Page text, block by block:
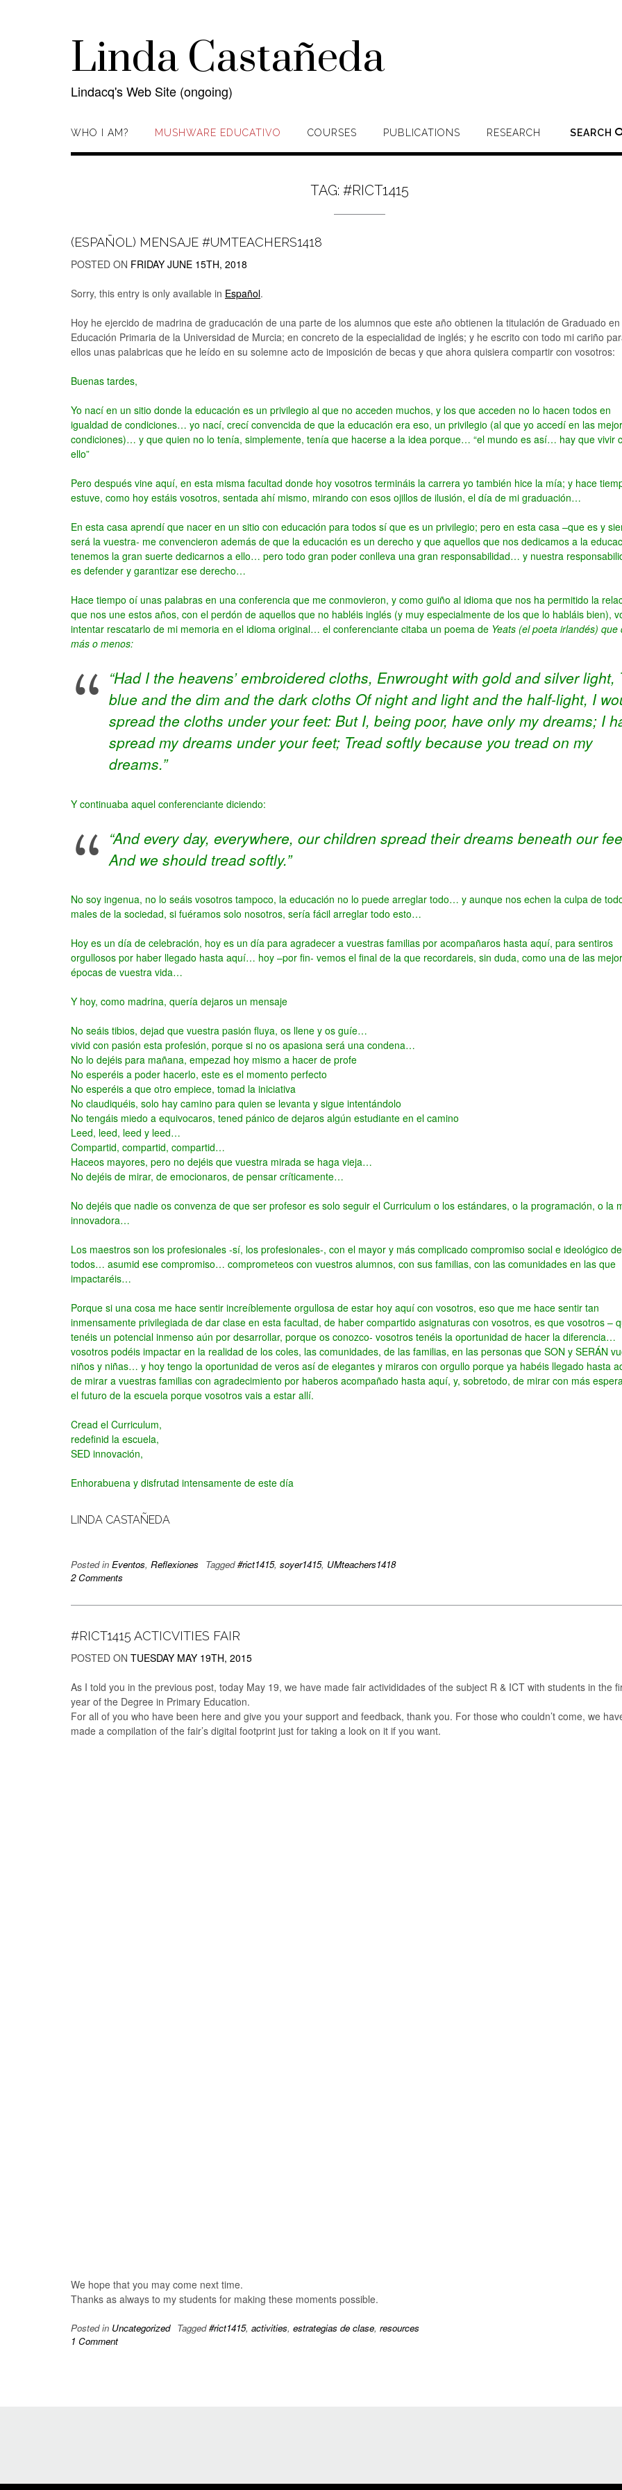
Linda Castañeda
Lindacq's Web Site (ongoing)
WHO I AM? MUSHWARE EDUCATIVO COURSES PUBLICATIONS RESEARCH SEARCH
TAG:#RICT1415
(ESPAÑOL) MENSAJE #UMTEACHERS1418
POSTED ON FRIDAY JUNE 15TH, 2018
Sorry, this entry is only available in Español.
Hoy he ejercido de madrina de graducación de una parte de los alumnos que este año obtienen la titulación de Graduado en
Educación Primaria de la Universidad de Murcia; en concreto de la especialidad de inglés; y he escrito con todo mi cariño
ellos unas palabricas que he leído en su solemne acto de imposición de becas y que ahora quisiera compartir con vosotros:
Buenas tardes,
Yo nací en un sitio donde la educación es un privilegio al que no acceden muchos, y los que acceden no lo hacen todos en
igualdad de condiciones… yo nací, crecí convencida de que la educación era eso, un privilegio (al que yo accedí en las
condiciones)… y que quien no lo tenía, simplemente, tenía que hacerse a la idea porque… “el mundo es así… hay que vivir
ello”
Pero después vine aquí, en esta misma facultad donde hoy vosotros termináis la carrera yo también hice la mía; y hace
estuve, como hoy estáis vosotros, sentada ahí mismo, mirando con esos ojillos de ilusión, el día de mi graduación…
En esta casa aprendí que nacer en un sitio con educación para todos sí que es un privilegio; pero en esta casa –que es y
será la vuestra- me convencieron además de que la educación es un derecho y que aquellos que nos dedicamos a la
tenemos la gran suerte dedicarnos a ello… pero todo gran poder conlleva una gran responsabilidad… y nuestra
es defender y garantizar ese derecho…
Hace tiempo oí unas palabras en una conferencia que me conmovieron, y como guiño al idioma que nos ha permitido la
que nos une estos años, con el perdón de aquellos que no habléis inglés (y muy especialmente de los que lo habláis bien),
intentar rescatarlo de mi memoria en el idioma original… el conferenciante citaba un poema de Yeats (el poeta irlandés) que
más o menos:
“Had I the heavens’ embroidered cloths, Enwrought with gold and silver light,
blue and the dim and the dark cloths Of night and light and the half-light, I
spread the cloths under your feet: But I, being poor, have only my dreams; I
spread my dreams under your feet; Tread softly because you tread on my
dreams.”
Y continuaba aquel conferenciante diciendo:
“And every day, everywhere, our children spread their dreams beneath our
And we should tread softly.”
No soy ingenua, no lo seáis vosotros tampoco, la educación no lo puede arreglar todo… y aunque nos echen la culpa de
males de la sociedad, si fuéramos solo nosotros, sería fácil arreglar todo esto…
Hoy es un día de celebración, hoy es un día para agradecer a vuestras familias por acompañaros hasta aquí, para sentiros
orgullosos por haber llegado hasta aquí… hoy –por fin- vemos el final de la que recordareis, sin duda, como una de las
épocas de vuestra vida…
Y hoy, como madrina, quería dejaros un mensaje
No seáis tibios, dejad que vuestra pasión fluya, os llene y os guíe…
vivid con pasión esta profesión, porque si no os apasiona será una condena…
No lo dejéis para mañana, empezad hoy mismo a hacer de profe
No esperéis a poder hacerlo, este es el momento perfecto
No esperéis a que otro empiece, tomad la iniciativa
No claudiquéis, solo hay camino para quien se levanta y sigue intentándolo
No tengáis miedo a equivocaros, tened pánico de dejaros algún estudiante en el camino
Leed, leed, leed y leed…
Compartid, compartid, compartid…
Haceos mayores, pero no dejéis que vuestra mirada se haga vieja…
No dejéis de mirar, de emocionaros, de pensar críticamente…
No dejéis que nadie os convenza de que ser profesor es solo seguir el Curriculum o los estándares, o la programación, o la
innovadora…
Los maestros son los profesionales -sí, los profesionales-, con el mayor y más complicado compromiso social e ideológico de
todos… asumid ese compromiso… comprometeos con vuestros alumnos, con sus familias, con las comunidades en las que
impactaréis…
Porque si una cosa me hace sentir increíblemente orgullosa de estar hoy aquí con vosotros, eso que me hace sentir tan
inmensamente privilegiada de dar clase en esta facultad, de haber compartido asignaturas con vosotros, es que vosotros –
tenéis un potencial inmenso aún por desarrollar, porque os conozco- vosotros tenéis la oportunidad de hacer la diferencia…
vosotros podéis impactar en la realidad de los coles, las comunidades, de las familias, en las personas que SON y SERÁN
niños y niñas… y hoy tengo la oportunidad de veros así de elegantes y miraros con orgullo porque ya habéis llegado hasta
de mirar a vuestras familias con agradecimiento por haberos acompañado hasta aquí, y, sobretodo, de mirar con más
el futuro de la escuela porque vosotros vais a estar allí.
Cread el Curriculum,
redefinid la escuela,
SED innovación,
Enhorabuena y disfrutad intensamente de este día
LINDA CASTAÑEDA
Posted in Eventos, Reflexiones Tagged#rict1415, soyer1415, UMteachers1418
2 Comments
#RICT1415 ACTICVITIES FAIR
POSTED ON TUESDAY MAY 19TH, 2015
As I told you in the previous post, today May 19, we have made fair activididades of the subject R & ICT with students in the
year of the Degree in Primary Education.
For all of you who have been here and give you your support and feedback, thank you. For those who couldn’t come, we
made a compilation of the fair’s digital footprint just for taking a look on it if you want.
We hope that you may come next time.
Thanks as always to my students for making these moments possible.
Posted in Uncategorized Tagged#rict1415, activities, estrategias de clase, resources
1 Comment